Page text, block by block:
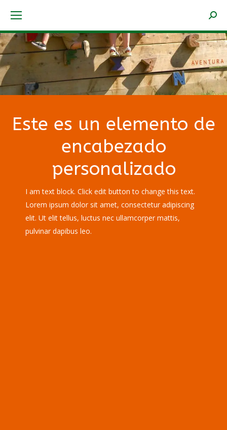
Este es un elemento de
encabezado
personalizado
I am text block. Click edit button to change this text.
Lorem ipsum dolor sit amet, consectetur adipiscing
elit. Ut elit tellus, luctus nec ullamcorper mattis,
pulvinar dapibus leo.